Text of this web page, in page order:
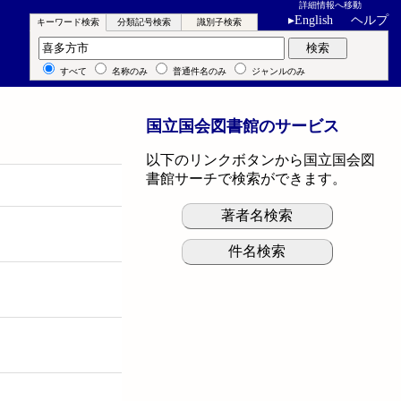
詳細情報へ移動
▸English ヘルプ
キーワード検索 分類記号検索 識別子検索
キーワード検索 検索
すべて 名称のみ 普通件名のみ ジャンルのみ
国立国会図書館のサービス
以下のリンクボタンから国立国会図
書館サーチで検索ができます。
著者名検索
件名検索